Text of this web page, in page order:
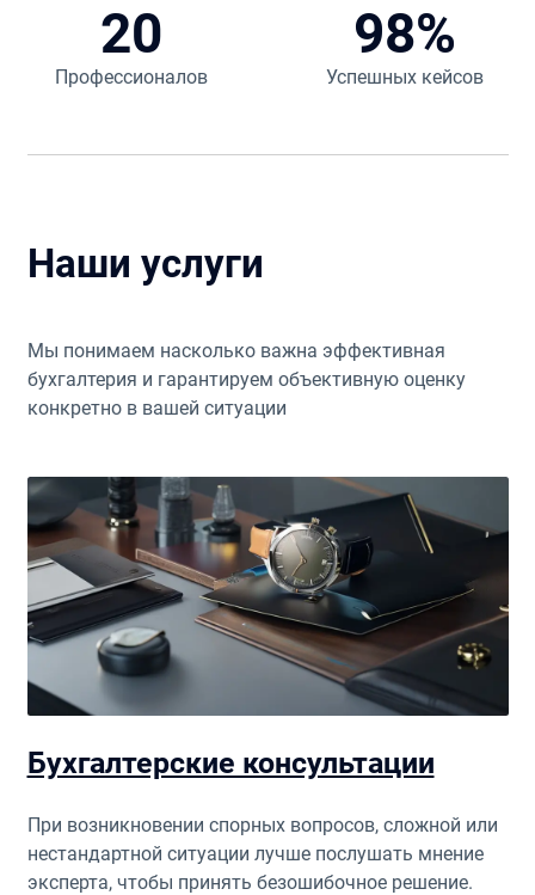
20
Профессионалов
98%
Успешных кейсов
Наши услуги
Мы понимаем насколько важна эффективная
бухгалтерия и гарантируем объективную оценку
конкретно в вашей ситуации
Бухгалтерские консультации
При возникновении спорных вопросов, сложной или
нестандартной ситуации лучше послушать мнение
эксперта, чтобы принять безошибочное решение.